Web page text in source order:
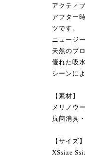
アクティ
アフター
ツです。
ニュージ
天然のプ
優れた吸
シーンに
【素材】
メリノウ
抗菌消臭
【サイズ】
XSsize